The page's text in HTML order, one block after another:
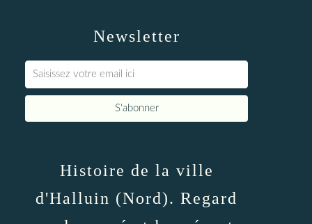
Newsletter
Histoire de la ville
d'Halluin (Nord). Regard